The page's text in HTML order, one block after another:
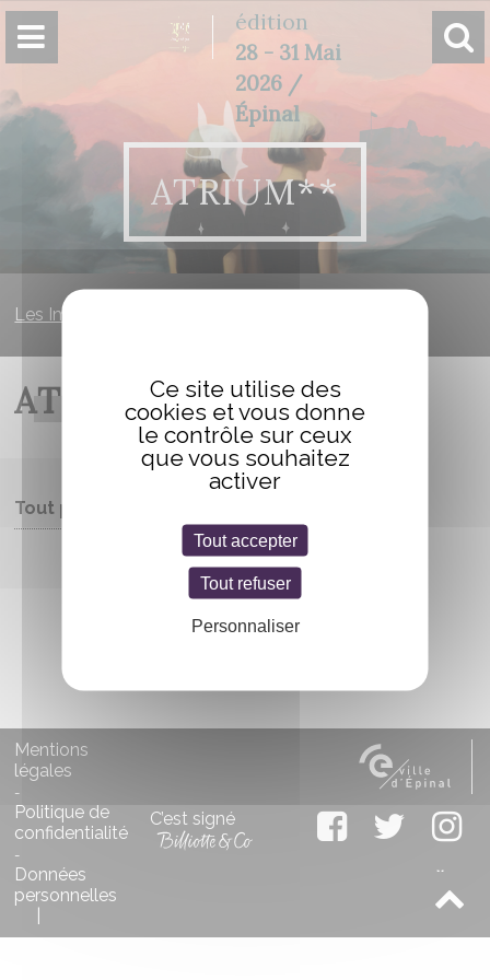
édition
28 - 31 Mai
2026 /
Épinal
ATRIUM**
Les Imaginales
ATRIUM**
Tout public
Entrée libre
Mentions
légales
-
Politique de
confidentialité
-
Données
personnelles
C’est signé
Panneau de gestion des cookies
Ce site utilise des
cookies et vous donne
le contrôle sur ceux
que vous souhaitez
activer
Tout accepter
Tout refuser
Personnaliser